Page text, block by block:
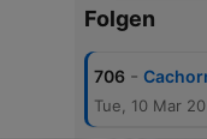
Folgen
706 -
Tue, 10 Mar